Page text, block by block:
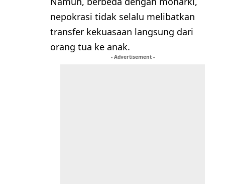
nepokrasi tidak selalu melibatkan
transfer kekuasaan langsung dari
orang tua ke anak.
- Advertisement -